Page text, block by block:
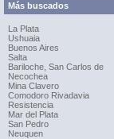
Más buscados
La Plata
Ushuaia
Buenos Aires
Salta
Bariloche, San Carlos de
Necochea
Mina Clavero
Comodoro Rivadavia
Resistencia
Mar del Plata
San Pedro
Neuquen